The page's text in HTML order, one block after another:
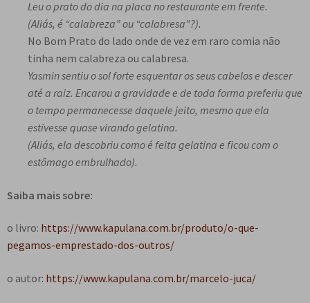
Leu o prato do dia na placa no restaurante em frente.
(Aliás, é “calabreza” ou “calabresa”?).
No Bom Prato do lado onde de vez em raro comia não
tinha nem calabreza ou calabresa.
Yasmin sentiu o sol forte esquentar os seus cabelos e descer
até a raiz. Encarou a gravidade e de toda forma preferiu que
o tempo permanecesse daquele jeito, mesmo que ela
estivesse quase virando gelatina.
(Aliás, ela descobriu como é feita gelatina e ficou com o
estômago embrulhado).
Saiba mais sobre:
o livro: https://www.kapulana.com.br/produto/o-que-
pegamos-emprestado-dos-outros/
o autor: https://www.kapulana.com.br/marcelo-juca/